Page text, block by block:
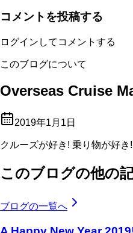
コメントを投稿する
ログインしてコメントする
このブログについて
Overseas Cruise
2019年1月1日
クルーズが好き! 乗り物が好
このブログの他の
ブログの一覧へ